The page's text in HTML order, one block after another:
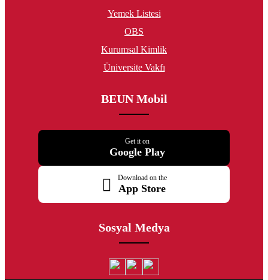
Yemek Listesi
OBS
Kurumsal Kimlik
Üniversite Vakfı
BEUN Mobil
Get it on
Google Play
Download on the
App Store
Sosyal Medya